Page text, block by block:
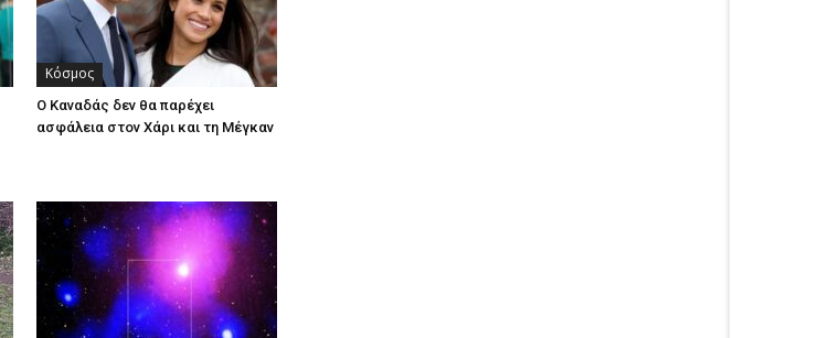
Κόσμος
Ο Καναδάς δεν θα παρέχει
ασφάλεια στον Χάρι και τη Μέγκαν